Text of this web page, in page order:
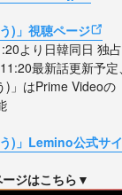
)」視聴ページ
より日韓同日 独
最新話更新予
)」はPrime Videoの
)」Lemino公式サ
ジはこちら▼